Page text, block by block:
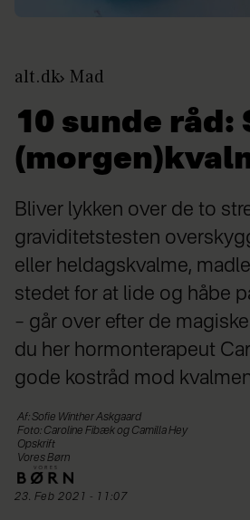
alt.dk Mad
10 sunde råd:
Bliver lykken over de to
graviditetstesten
eller heldagskvalme,
stedet for at lide og håbe
– går over efter de
du her hormonterapeut
gode kostråd mod
Af: Sofie Winther Askgaard
Foto: Caroline Fibæk og Camilla Hey
Opskrift
Vores Børn
23. Feb 2021 - 11:07